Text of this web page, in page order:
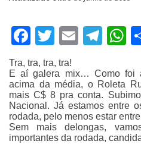
Facebook
Twitter
Email
Tra, tra, tra, tra!
E aí galera mix… Como foi
acima da média, o Roleta
mais C$ 8 pra conta.
Nacional. Já estamos entre
rodada, pelo menos estar
Sem mais delongas,
importantes da rodada,